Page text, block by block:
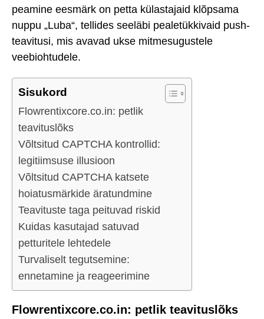
peamine eesmärk on petta külastajaid klõpsama
nuppu „Luba“, tellides seeläbi pealetükkivaid push-
teavitusi, mis avavad ukse mitmesugustele
veebiohtudele.
Sisukord
Flowrentixcore.co.in: petlik
teavituslõks
Võltsitud CAPTCHA kontrollid:
legitiimsuse illusioon
Võltsitud CAPTCHA katsete
hoiatusmärkide äratundmine
Teavituste taga peituvad riskid
Kuidas kasutajad satuvad
petturitele lehtedele
Turvaliselt tegutsemine:
ennetamine ja reageerimine
Flowrentixcore.co.in: petlik teavituslõks